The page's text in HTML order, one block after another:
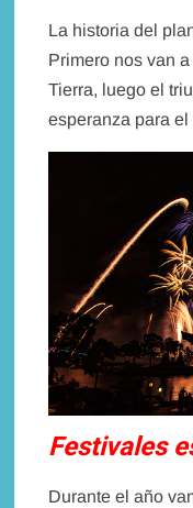
La historia del
Primero nos van
Tierra, luego el
esperanza para el
Festivales
Durante el año